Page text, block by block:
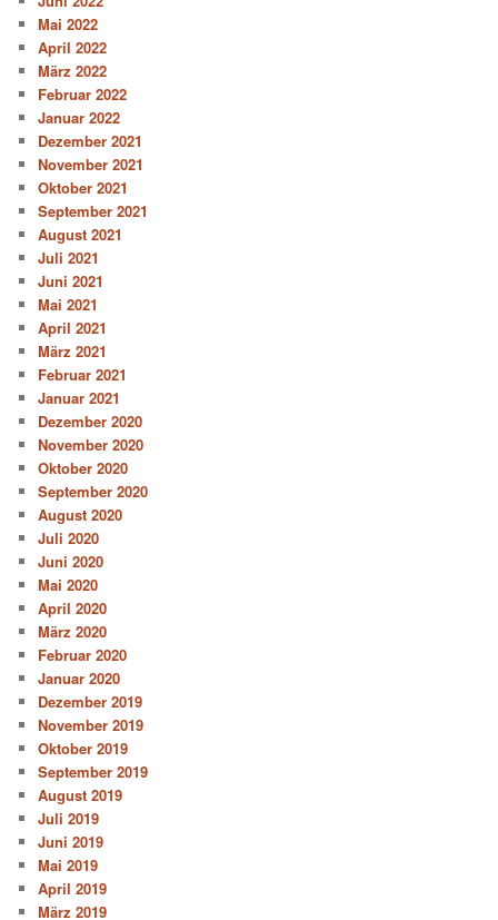
Mai 2022
April 2022
März 2022
Februar 2022
Januar 2022
Dezember 2021
November 2021
Oktober 2021
September 2021
August 2021
Juli 2021
Juni 2021
Mai 2021
April 2021
März 2021
Februar 2021
Januar 2021
Dezember 2020
November 2020
Oktober 2020
September 2020
August 2020
Juli 2020
Juni 2020
Mai 2020
April 2020
März 2020
Februar 2020
Januar 2020
Dezember 2019
November 2019
Oktober 2019
September 2019
August 2019
Juli 2019
Juni 2019
Mai 2019
April 2019
März 2019